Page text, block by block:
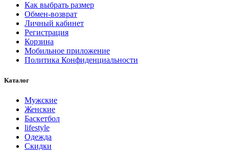
Как выбрать размер
Обмен-возврат
Личный кабинет
Регистрация
Корзина
Мобильное приложение
Политика Конфиденциальности
Каталог
Мужские
Женские
Баскетбол
lifestyle
Одежда
Скидки